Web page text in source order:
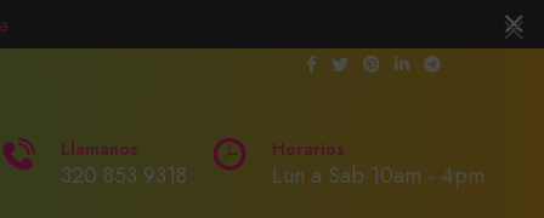
Llamanos
320 853 9318
Horarios
Lun a Sab 10am - 4pm